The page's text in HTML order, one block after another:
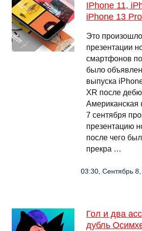
IPhone 11,
iPhone 13
Это
презентации
смартфонов
было
выпуска
XR после
Американская
7 сентября
презентацию
после чего
прекра …
03:30, Сентябрь
Гол и два
дубль